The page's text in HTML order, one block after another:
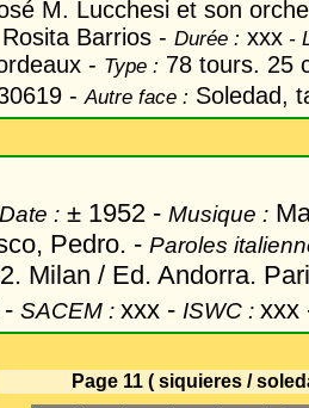
M. Lucchesi et son
Rosita Barrios - Durée : xxx -
- Type : 78 tours. 25
- Autre face : Soledad,
Date : ± 1952 - Musique :
Pedro. - Paroles
Milan / Ed. Andorra.
SACEM : xxx - ISWC : xxx
Page 11 ( siquieres /